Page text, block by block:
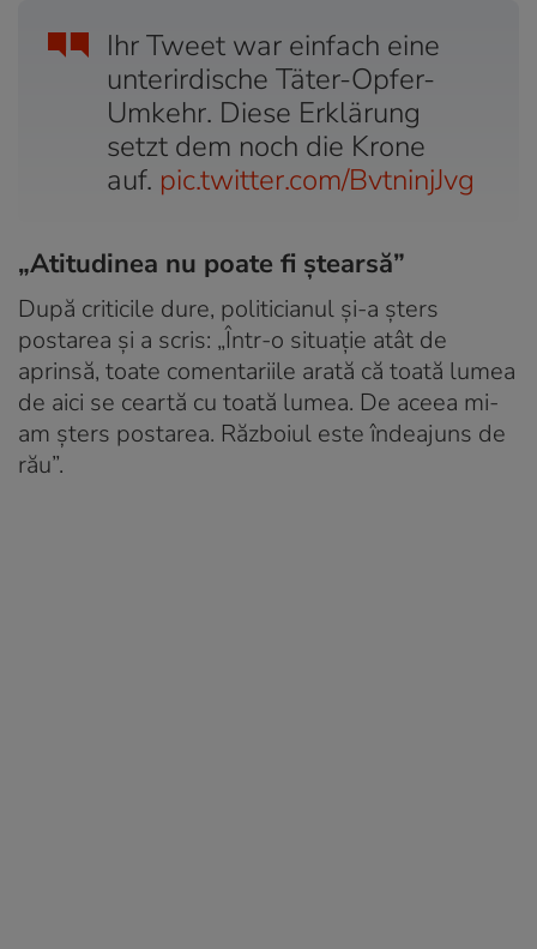
Ihr Tweet war einfach eine
unterirdische Täter-Opfer-
Umkehr. Diese Erklärung
setzt dem noch die Krone
auf. pic.twitter.com/BvtninjJvg
„Atitudinea nu poate fi ștearsă”
După criticile dure, politicianul și-a șters
postarea și a scris: „Într-o situație atât de
aprinsă, toate comentariile arată că toată lumea
de aici se ceartă cu toată lumea. De aceea mi-
am șters postarea. Războiul este îndeajuns de
rău”.